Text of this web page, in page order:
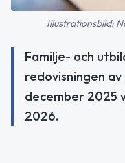
Illustrationsbild:
Familje- och
redovisningen
december 2025
2026.